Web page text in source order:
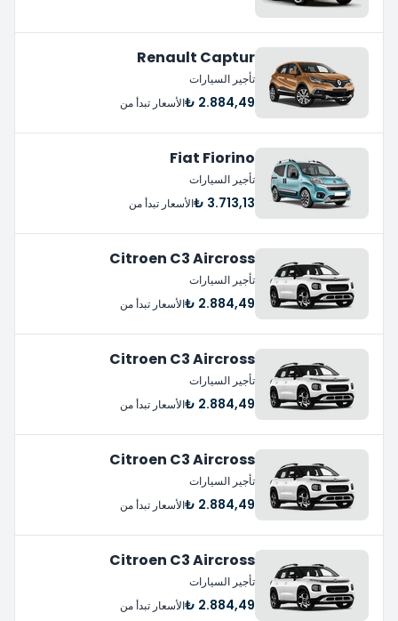
Renault Captur
تأجير السيارات
2.884,49 ₺ الأسعار تبدأ من
Fiat Fiorino
تأجير السيارات
3.713,13 ₺ الأسعار تبدأ من
Citroen C3 Aircross
تأجير السيارات
2.884,49 ₺ الأسعار تبدأ من
Citroen C3 Aircross
تأجير السيارات
2.884,49 ₺ الأسعار تبدأ من
Citroen C3 Aircross
تأجير السيارات
2.884,49 ₺ الأسعار تبدأ من
Citroen C3 Aircross
تأجير السيارات
2.884,49 ₺ الأسعار تبدأ من